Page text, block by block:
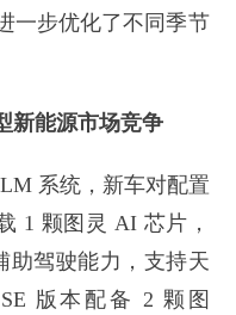
一步优化了不同季节
新能源市场竞争
系统，新车对配置
1 颗图灵 AI 芯片，
助驾驶能力，支持天
版本配备 2 颗图